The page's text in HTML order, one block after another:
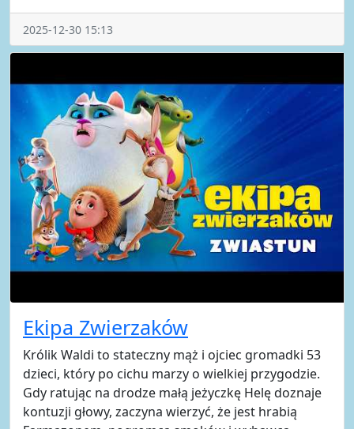
2025-12-30 15:13
Ekipa Zwierzaków
Królik Waldi to stateczny mąż i ojciec gromadki 53
dzieci, który po cichu marzy o wielkiej przygodzie.
Gdy ratując na drodze małą jeżyczkę Helę doznaje
kontuzji głowy, zaczyna wierzyć, że jest hrabią